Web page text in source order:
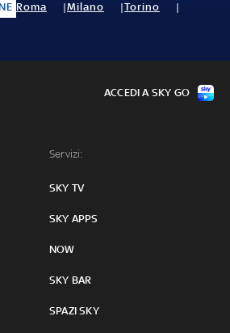
Roma Milano
Torino
Servizi:
SKY TV
SKY APPS
NOW
SKY BAR
SPAZI SKY
ACCEDI A SKY GO